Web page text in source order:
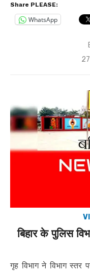
Share PLEASE:
WhatsApp
बिहार के पुलिस
गृह विभाग ने विभाग स्तर